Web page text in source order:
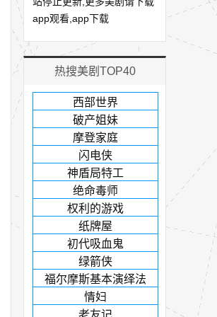
app观看,app下载
热搜美剧TOP40
西部世界
破产姐妹
摩登家庭
闪电侠
神盾局特工
绝命毒师
权利的游戏
纸牌屋
初代吸血鬼
绿箭侠
福尔摩斯基本演绎法
情妇
老友记